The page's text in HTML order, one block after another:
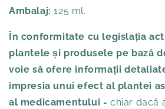
Ambalaj:125 ml.
În conformitate cu legislația
plantele și produsele pe bază
voie să ofere informații
impresia unui efect al plantei
al medicamentului -chiar dacă